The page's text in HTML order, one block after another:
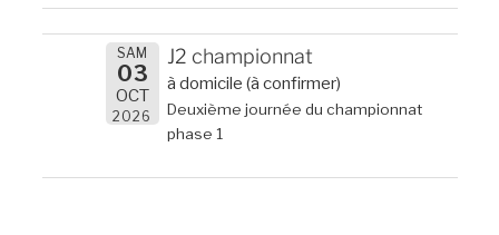
SAM
03
OCT
2026
J2 championnat
à domicile (à confirmer)
Deuxième journée du championnat
phase 1